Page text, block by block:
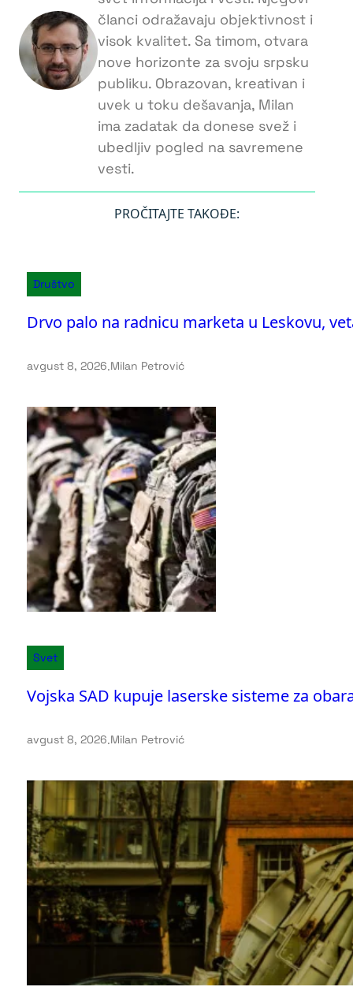
članci odražavaju objektivnost i
visok kvalitet. Sa timom, otvara
nove horizonte za svoju srpsku
publiku. Obrazovan, kreativan i
uvek u toku dešavanja, Milan
ima zadatak da donese svež i
ubedljiv pogled na savremene
vesti.
PROČITAJTE TAKOĐE:
Društvo
Drvo palo na radnicu marketa u Leskovu,
avgust 8, 2026.Milan Petrović
Svet
Vojska SAD kupuje laserske sisteme za
avgust 8, 2026.Milan Petrović